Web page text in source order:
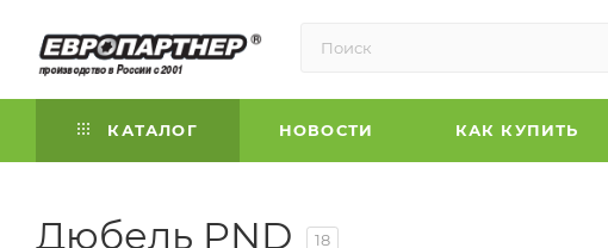
КАТАЛОГ НОВОСТИ КАК КУПИТЬ
Дюбель PND 18